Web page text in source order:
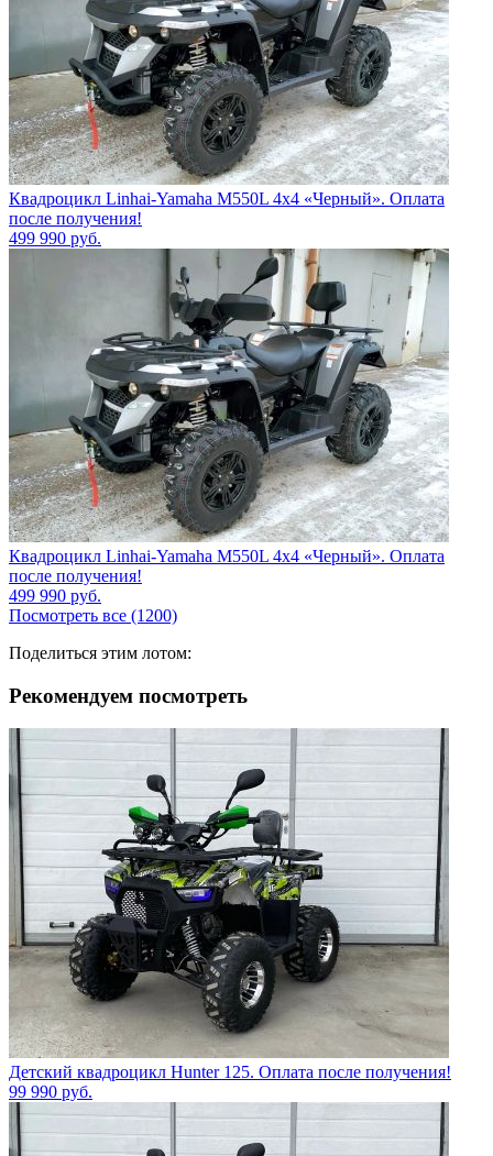
Квадроцикл Linhai-Yamaha M550L 4x4 «Черный». Оплата
после получения!
499 990 руб.
Квадроцикл Linhai-Yamaha M550L 4x4 «Черный». Оплата
после получения!
499 990 руб.
Посмотреть все (1200)
Поделиться этим лотом:
Рекомендуем посмотреть
Детский квадроцикл Hunter 125. Оплата после получения!
99 990 руб.